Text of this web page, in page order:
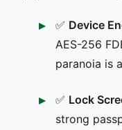
✅ Device
AES-256
paranoia is
✅ Lock
strong